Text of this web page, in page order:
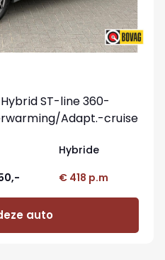
ST-line 360-
Adapt.-cruise
Hybride
€ 418 p.m
auto